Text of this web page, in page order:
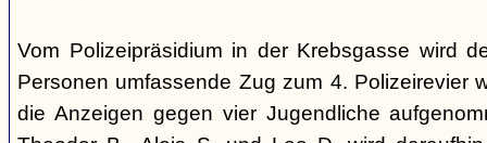
Vom Polizeipräsidium in der Krebsgasse wird
Personen umfassende Zug zum 4. Polizeirevier
die Anzeigen gegen vier Jugendliche